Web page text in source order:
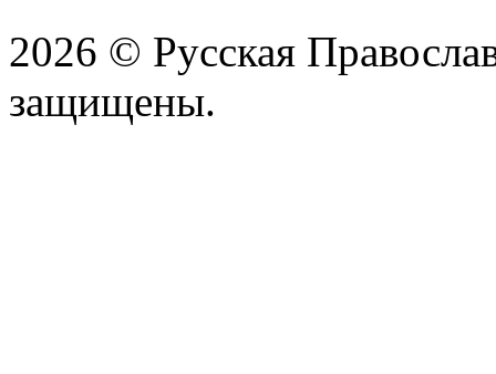
2026 © Русская
защищены.